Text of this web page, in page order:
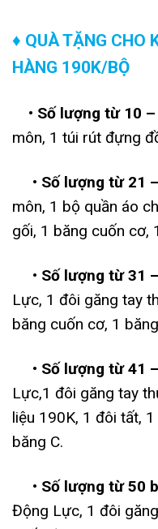
♦ QUÀ TẶNG CHO
HÀNG 190K/BỘ
• Số lượng từ 10
môn, 1 túi rút đựng
• Số lượng từ 21
môn, 1 bộ quần áo
gối, 1 băng cuốn cơ,
• Số lượng từ 31
Lực, 1 đôi găng tay
băng cuốn cơ, 1
• Số lượng từ 41
Lực,1 đôi găng tay
liệu 190K, 1 đôi tất,
băng C.
• Số lượng từ 50
Động Lực, 1 đôi